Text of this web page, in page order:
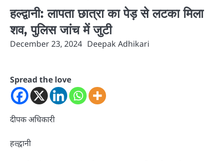
हल्द्वानी: लापता छात्रा का पेड़ से लटका मिला
शव, पुलिस जांच में जुटी
December 23, 2024 Deepak Adhikari
Spread the love
दीपक अधिकारी
हल्द्वानी